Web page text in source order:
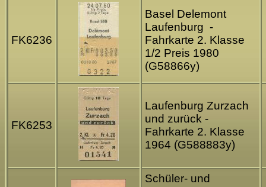
FK6236
Basel Delemont
Laufenburg -
Fahrkarte 2. Klasse
1/2 Preis 1980
(G58866y)
FK6253
Laufenburg Zurzach
und zurück -
Fahrkarte 2. Klasse
1964 (G588883y)
Schüler- und